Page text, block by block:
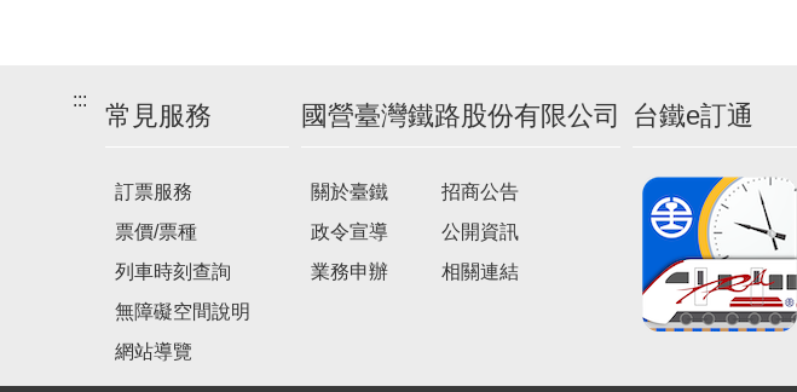
:::
常見服務
訂票服務
票價/票種
列車時刻查詢
無障礙空間說明
網站導覽
國營臺灣鐵路股份有限公司
關於臺鐵
政令宣導
業務申辦
招商公告
公開資訊
相關連結
台鐵e訂通